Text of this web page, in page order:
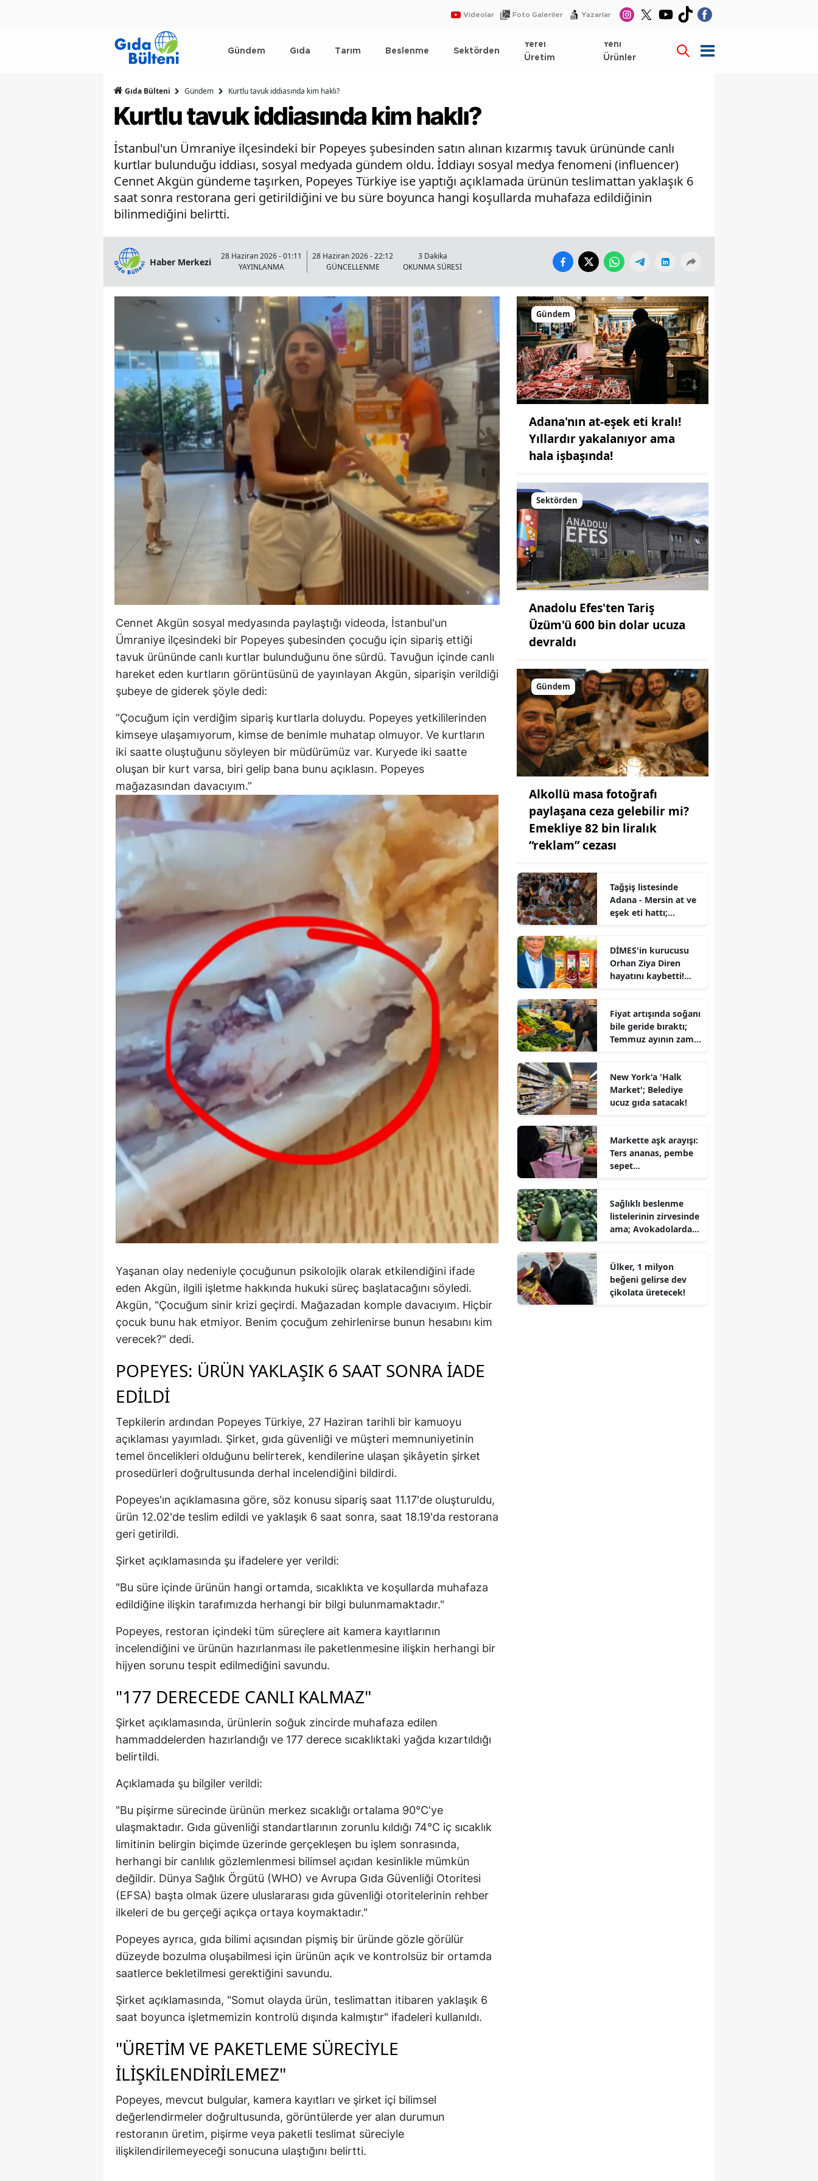
Videolar Foto Galeriler Yazarlar
Gündem Gıda Tarım Beslenme Sektörden
Yerel
Üretim
Yeni
Ürünler
Gıda Bülteni Gündem Kurtlu tavuk iddiasında kim haklı?
Kurtlu tavuk iddiasında kim haklı?
İstanbul'un Ümraniye ilçesindeki bir Popeyes şubesinden satın alınan kızarmış tavuk ürününde canlı
kurtlar bulunduğu iddiası, sosyal medyada gündem oldu. İddiayı sosyal medya fenomeni (influencer)
Cennet Akgün gündeme taşırken, Popeyes Türkiye ise yaptığı açıklamada ürünün teslimattan yaklaşık 6
saat sonra restorana geri getirildiğini ve bu süre boyunca hangi koşullarda muhafaza edildiğinin
bilinmediğini belirtti.
Haber Merkezi
28 Haziran 2026 - 01:11
YAYINLANMA
28 Haziran 2026 - 22:12
GÜNCELLENME
3 Dakika
OKUNMA SÜRESİ
Cennet Akgün sosyal medyasında paylaştığı videoda, İstanbul'un
Ümraniye ilçesindeki bir Popeyes şubesinden çocuğu için sipariş ettiği
tavuk ürününde canlı kurtlar bulunduğunu öne sürdü. Tavuğun içinde canlı
hareket eden kurtların görüntüsünü de yayınlayan Akgün, siparişin verildiği
şubeye de giderek şöyle dedi:
“Çocuğum için verdiğim sipariş kurtlarla doluydu. Popeyes yetkililerinden
kimseye ulaşamıyorum, kimse de benimle muhatap olmuyor. Ve kurtların
iki saatte oluştuğunu söyleyen bir müdürümüz var. Kuryede iki saatte
oluşan bir kurt varsa, biri gelip bana bunu açıklasın. Popeyes
mağazasından davacıyım.”
Yaşanan olay nedeniyle çocuğunun psikolojik olarak etkilendiğini ifade
eden Akgün, ilgili işletme hakkında hukuki süreç başlatacağını söyledi.
Akgün, "Çocuğum sinir krizi geçirdi. Mağazadan komple davacıyım. Hiçbir
çocuk bunu hak etmiyor. Benim çocuğum zehirlenirse bunun hesabını kim
verecek?" dedi.
POPEYES: ÜRÜN YAKLAŞIK 6 SAAT SONRA IADE
EDILDI
Tepkilerin ardından Popeyes Türkiye, 27 Haziran tarihli bir kamuoyu
açıklaması yayımladı. Şirket, gıda güvenliği ve müşteri memnuniyetinin
temel öncelikleri olduğunu belirterek, kendilerine ulaşan şikâyetin şirket
prosedürleri doğrultusunda derhal incelendiğini bildirdi.
Popeyes'ın açıklamasına göre, söz konusu sipariş saat 11.17'de oluşturuldu,
ürün 12.02'de teslim edildi ve yaklaşık 6 saat sonra, saat 18.19'da restorana
geri getirildi.
Şirket açıklamasında şu ifadelere yer verildi:
"Bu süre içinde ürünün hangi ortamda, sıcaklıkta ve koşullarda muhafaza
edildiğine ilişkin tarafımızda herhangi bir bilgi bulunmamaktadır."
Popeyes, restoran içindeki tüm süreçlere ait kamera kayıtlarının
incelendiğini ve ürünün hazırlanması ile paketlenmesine ilişkin herhangi bir
hijyen sorunu tespit edilmediğini savundu.
"177 DERECEDE CANLI KALMAZ"
Şirket açıklamasında, ürünlerin soğuk zincirde muhafaza edilen
hammaddelerden hazırlandığı ve 177 derece sıcaklıktaki yağda kızartıldığı
belirtildi.
Açıklamada şu bilgiler verildi:
"Bu pişirme sürecinde ürünün merkez sıcaklığı ortalama 90°C'ye
ulaşmaktadır. Gıda güvenliği standartlarının zorunlu kıldığı 74°C iç sıcaklık
limitinin belirgin biçimde üzerinde gerçekleşen bu işlem sonrasında,
herhangi bir canlılık gözlemlenmesi bilimsel açıdan kesinlikle mümkün
değildir. Dünya Sağlık Örgütü (WHO) ve Avrupa Gıda Güvenliği Otoritesi
(EFSA) başta olmak üzere uluslararası gıda güvenliği otoritelerinin rehber
ilkeleri de bu gerçeği açıkça ortaya koymaktadır."
Popeyes ayrıca, gıda bilimi açısından pişmiş bir üründe gözle görülür
düzeyde bozulma oluşabilmesi için ürünün açık ve kontrolsüz bir ortamda
saatlerce bekletilmesi gerektiğini savundu.
Şirket açıklamasında, "Somut olayda ürün, teslimattan itibaren yaklaşık 6
saat boyunca işletmemizin kontrolü dışında kalmıştır" ifadeleri kullanıldı.
"ÜRETIM VE PAKETLEME SÜRECIYLE
ILIŞKILENDIRILEMEZ"
Popeyes, mevcut bulgular, kamera kayıtları ve şirket içi bilimsel
değerlendirmeler doğrultusunda, görüntülerde yer alan durumun
restoranın üretim, pişirme veya paketli teslimat süreciyle
ilişkilendirilemeyeceği sonucuna ulaştığını belirtti.
Gündem
Adana'nın at-eşek eti kralı!
Yıllardır yakalanıyor ama
hala işbaşında!
Sektörden
Anadolu Efes'ten Tariş
Üzüm'ü 600 bin dolar ucuza
devraldı
Gündem
Alkollü masa fotoğrafı
paylaşana ceza gelebilir mi?
Emekliye 82 bin liralık
“reklam” cezası
Tağşiş listesinde
Adana - Mersin at ve
eşek eti hattı;
DİMES'in kurucusu
Orhan Ziya Diren
hayatını kaybetti!
öncüsüydü..
Fiyat artışında soğanı
bile geride bıraktı;
Temmuz ayının zam
New York'a 'Halk
Market'; Belediye
ucuz gıda satacak!
Markette aşk arayışı:
Ters ananas, pembe
sepet…
Sağlıklı beslenme
listelerinin zirvesinde
ama; Avokadolarda
Ülker, 1 milyon
beğeni gelirse dev
çikolata üretecek!